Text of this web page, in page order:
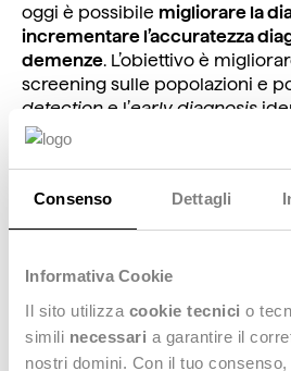
Consenso Dettagli
Informativa Cookie
Il sito utilizza cookie tecnici o
simili necessari a garantire il
nostri domini. Con il tuo
oggi è possibile migliorare la
incrementare l’accuratezza
demenze. L’obiettivo è
screening sulle popolazioni e
detection e l’early diagnosis
preclinici per rallentare la
e aumentare l’efficacia
l’intera popolazione, anche in
contenimento dei costi
– progetto che Deda Speed
Consiglio Nazionale delle
istituti IRIB (Istituto per la Ricerca
Biomedica) e ICAR (Istituto di